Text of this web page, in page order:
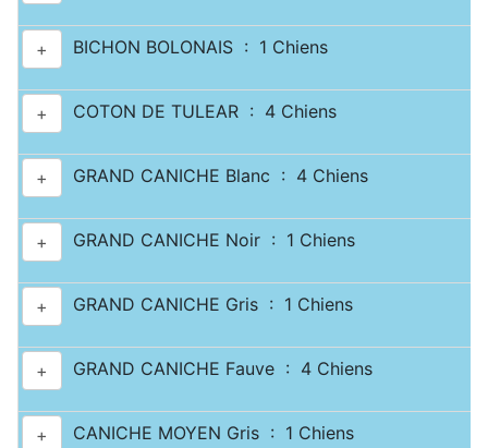
+ BICHON BOLONAIS : 1 Chiens
+ COTON DE TULEAR : 4 Chiens
+ GRAND CANICHE Blanc : 4 Chiens
+ GRAND CANICHE Noir : 1 Chiens
+ GRAND CANICHE Gris : 1 Chiens
+ GRAND CANICHE Fauve : 4 Chiens
+ CANICHE MOYEN Gris : 1 Chiens